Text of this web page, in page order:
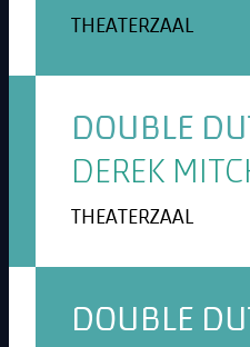
THEATERZAAL
DOUBLE
DEREK
THEATERZAAL
DOUBLE